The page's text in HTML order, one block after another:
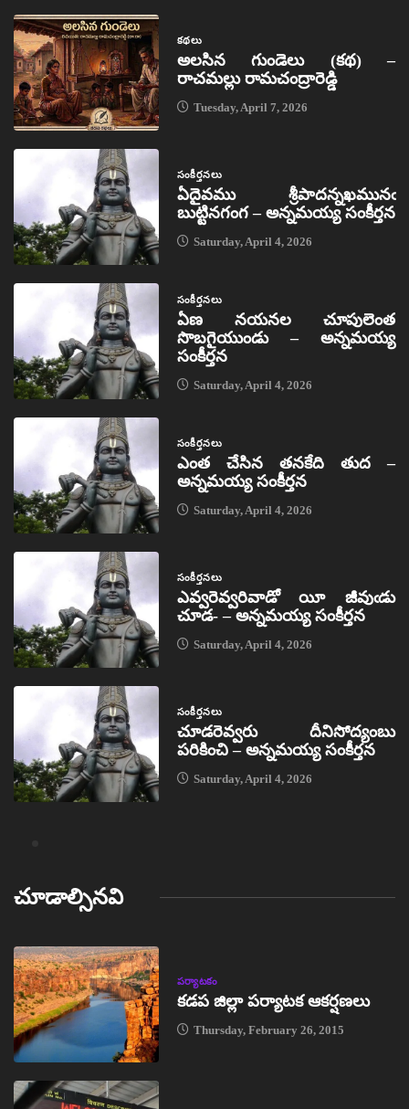
కథలు
అలసిన గుండెలు (కథ) –
రాచమల్లు రామచంద్రారెడ్డి
Tuesday, April 7, 2026
సంకీర్తనలు
ఏదైవము శ్రీపాదన్నఖమునఁ
బుట్టినగంగ – అన్నమయ్య సంకీర్తన
Saturday, April 4, 2026
సంకీర్తనలు
ఏణ నయనల చూపులెంత
సొబగైయుండు – అన్నమయ్య
సంకీర్తన
Saturday, April 4, 2026
సంకీర్తనలు
ఎంత చేసిన తనకేది తుద –
అన్నమయ్య సంకీర్తన
Saturday, April 4, 2026
సంకీర్తనలు
ఎవ్వరెవ్వరివాడో యీ జీవుఁడు
చూడ- – అన్నమయ్య సంకీర్తన
Saturday, April 4, 2026
సంకీర్తనలు
చూడరెవ్వరు దీనిసోద్యంబు
పరికించి – అన్నమయ్య సంకీర్తన
Saturday, April 4, 2026
చూడాల్సినవి
పర్యాటకం
కడప జిల్లా పర్యాటక ఆకర్షణలు
Thursday, February 26, 2015